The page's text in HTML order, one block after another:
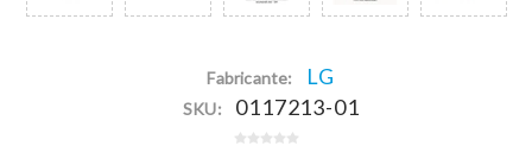
Fabricante: LG
SKU: 0117213-01